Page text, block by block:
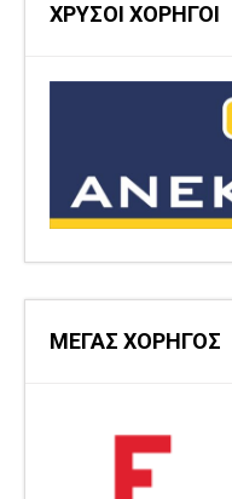
ΧΡΥΣΟΙ ΧΟΡΗΓΟΙ
ΜΕΓΑΣ ΧΟΡΗΓΟΣ